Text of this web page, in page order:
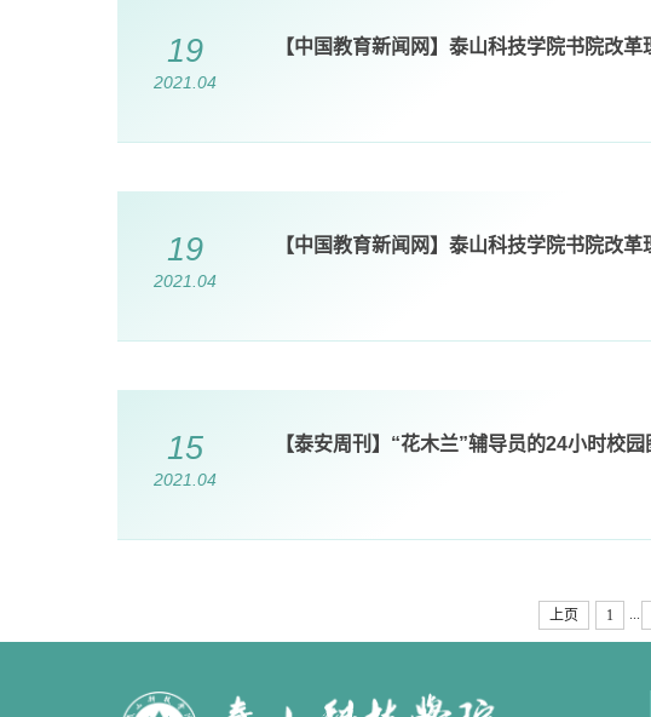
19
2021.04
【中国教育新闻网】泰山科技学院书院改
19
2021.04
【中国教育新闻网】泰山科技学院书院改
15
2021.04
【泰安周刊】“花木兰”辅导员的24小时校园
上页 1